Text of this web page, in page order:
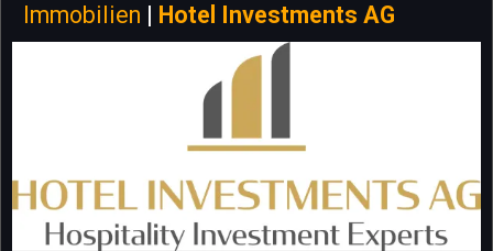
Immobilien | Hotel Investments AG